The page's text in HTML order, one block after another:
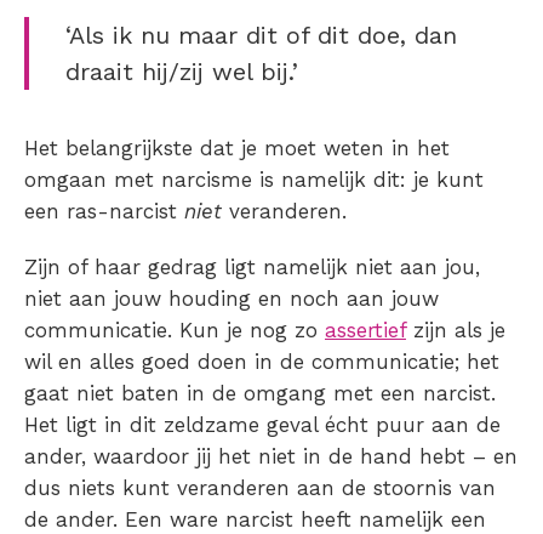
‘Als ik nu maar dit of dit doe, dan
draait hij/zij wel bij.’
Het belangrijkste dat je moet weten in het
omgaan met narcisme is namelijk dit: je kunt
een ras-narcist niet veranderen.
Zijn of haar gedrag ligt namelijk niet aan jou,
niet aan jouw houding en noch aan jouw
communicatie. Kun je nog zo assertiefzijn als je
wil en alles goed doen in de communicatie; het
gaat niet baten in de omgang met een narcist.
Het ligt in dit zeldzame geval écht puur aan de
ander, waardoor jij het niet in de hand hebt – en
dus niets kunt veranderen aan de stoornis van
de ander. Een ware narcist heeft namelijk een